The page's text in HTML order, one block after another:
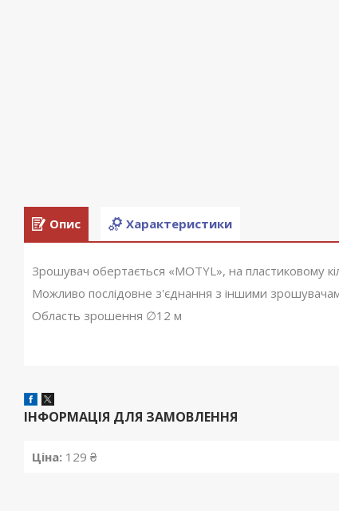
Опис Характеристики
Зрошувач обертається «MOTYL», на пластиковому
Можливо послідовне з'єднання з іншими
Область зрошення ∅12 м
ІНФОРМАЦІЯ ДЛЯ ЗАМОВЛЕННЯ
Ціна: 129 ₴